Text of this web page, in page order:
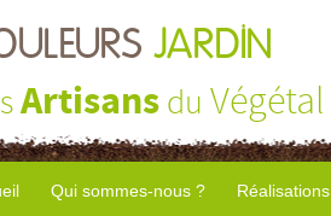
JARDIN
Artisans du Végétal
Qui sommes-nous ? Réalisations